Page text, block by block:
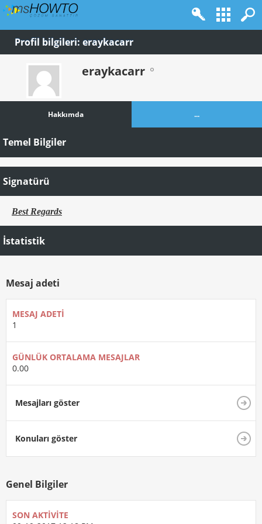
Profil bilgileri: eraykacarr
eraykacarr
Hakkımda ...
Temel Bilgiler
Signatürü
Best Regards
İstatistik
Mesaj adeti
MESAJ ADETI
1
GÜNLÜK ORTALAMA MESAJLAR
0.00
Mesajları göster
Konuları göster
Genel Bilgiler
SON AKTIVITE